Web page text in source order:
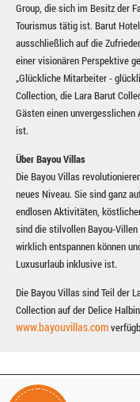
Group, die sich im Besitz der
Tourismus tätig ist. Barut
ausschließlich auf die
einer visionären Perspektive
„Glückliche Mitarbeiter -
Collection, die Lara Barut
Gästen einen
ist.
Über Bayou Villas
Die Bayou Villas
neues Niveau. Sie sind ganz
endlosen Aktivitäten,
sind die stilvollen Bayou-
wirklich entspannen können
Luxusurlaub inklusive ist.
Die Bayou Villas sind Teil der
Collection auf der Delice
www.bayouvillas.com